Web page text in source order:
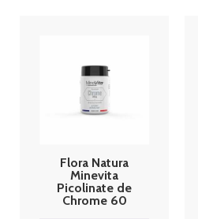
Flora Natura
Minevita
Picolinate de
Chrome 60